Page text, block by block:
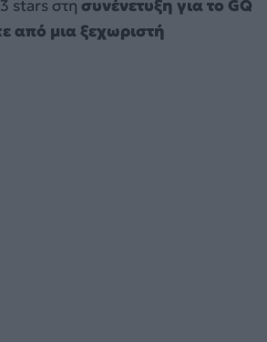
stars στη συνένετυξη για το GQ
από μια ξεχωριστή